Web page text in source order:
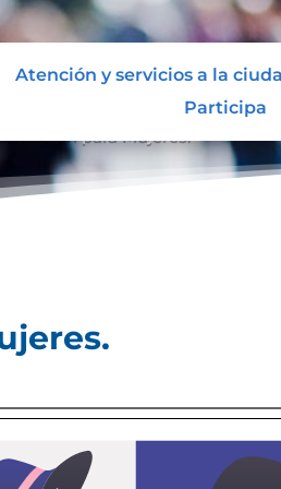
Atención y servicios a la
Participa